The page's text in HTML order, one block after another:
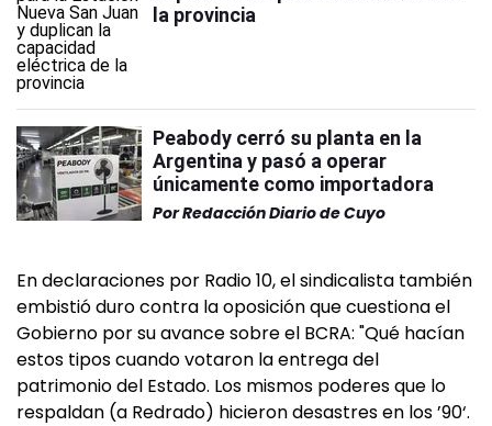
la provincia
Peabody cerró su planta en la
Argentina y pasó a operar
únicamente como importadora
PorRedacción Diario de Cuyo
En declaraciones por Radio 10, el sindicalista también
embistió duro contra la oposición que cuestiona el
Gobierno por su avance sobre el BCRA: "Qué hacían
estos tipos cuando votaron la entrega del
patrimonio del Estado. Los mismos poderes que lo
respaldan (a Redrado) hicieron desastres en los ’90‘.